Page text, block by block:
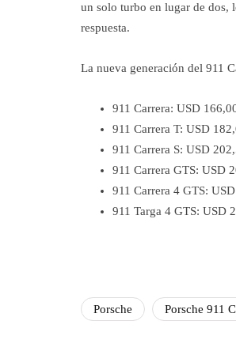
un solo turbo en lugar de dos,
respuesta.
La nueva generación del 911
911 Carrera: USD
911 Carrera T: USD
911 Carrera S: USD
911 Carrera GTS: USD
911 Carrera 4 GTS:
911 Targa 4 GTS: USD
Porsche Porsche 911